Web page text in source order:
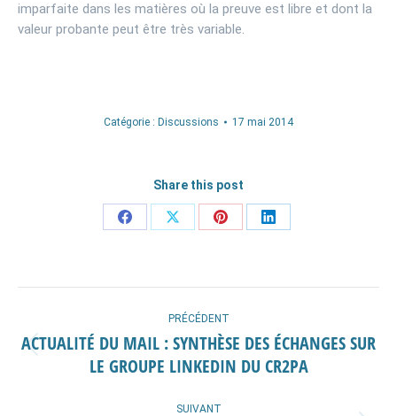
imparfaite dans les matières où la preuve est libre et dont la
valeur probante peut être très variable.
Catégorie : Discussions 17 mai 2014
Share this post
PartagerPartagerPartagerPartager
NAVIGATION
ARTICLE
PRÉCÉDENT
Article
précédent
ACTUALITÉ DU MAIL : SYNTHÈSE DES ÉCHANGES SUR
LE GROUPE LINKEDIN DU CR2PA
SUIVANT